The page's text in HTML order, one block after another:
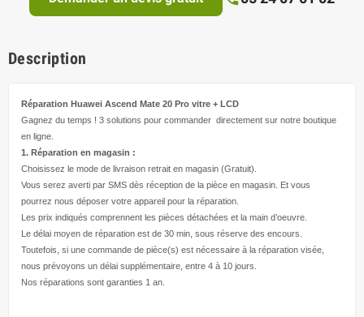
Description
Réparation Huawei Ascend Mate 20 Pro vitre + LCD
Gagnez du temps ! 3 solutions pour commander directement sur notre boutique
en ligne.
1. Réparation en magasin :
Choisissez le mode de livraison retrait en magasin (Gratuit).
Vous serez averti par SMS dès réception de la pièce en magasin. Et vous
pourrez nous déposer votre appareil pour la réparation.
Les prix indiqués comprennent les pièces détachées et la main d’oeuvre
Le délai moyen de réparation est de 30 min, sous réserve des encours.
Toutefois, si une commande de pièce(s) est nécessaire à la réparation visée,
nous prévoyons un délai supplémentaire, entre 4 à 10 jours.
Nos réparations sont garanties 1 an.